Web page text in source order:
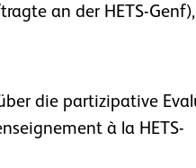
an der HETS-
die partizipative
à la HETS-